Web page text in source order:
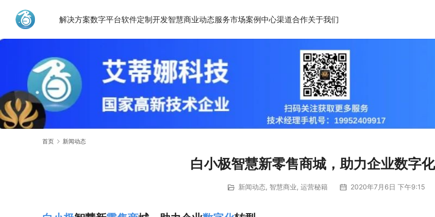
解决方案数字平台软件定制开发智慧商业动态服务市场案例中心渠道合作关于我们
首页 新闻动态
白小极智慧新零售商城，助力企业数字
新闻动态, 智慧商业, 运营秘籍 2020年7月6日 下午9:15